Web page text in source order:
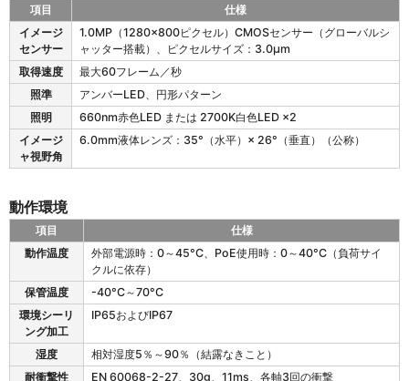
2
性
能
項目
仕様
イメージ
センサー
1.0MP（1280×800ピクセル）CMOSセンサー（グローバルシ
ャッター搭載）、ピクセルサイズ：3.0μm
取得速度
最大60フレーム／秒
照準
アンバーLED、円形パターン
照明
660nm赤色LED または 2700K白色LED ×2
イメージ
ャ視野角
6.0mm液体レンズ：35°（水平）× 26°（垂直）（公称）
動作環境
2
の
作
環
項目
仕様
動作温度
外部電源時：0～45°C、PoE使用時：0～40°C（負荷サイ
クルに依存）
保管温度
-40°C～70°C
環境シーリ
ング加工
IP65およびIP67
湿度
相対湿度5％～90％（結露なきこと）
耐衝撃性
EN 60068-2-27、30g、11ms、各軸3回の衝撃